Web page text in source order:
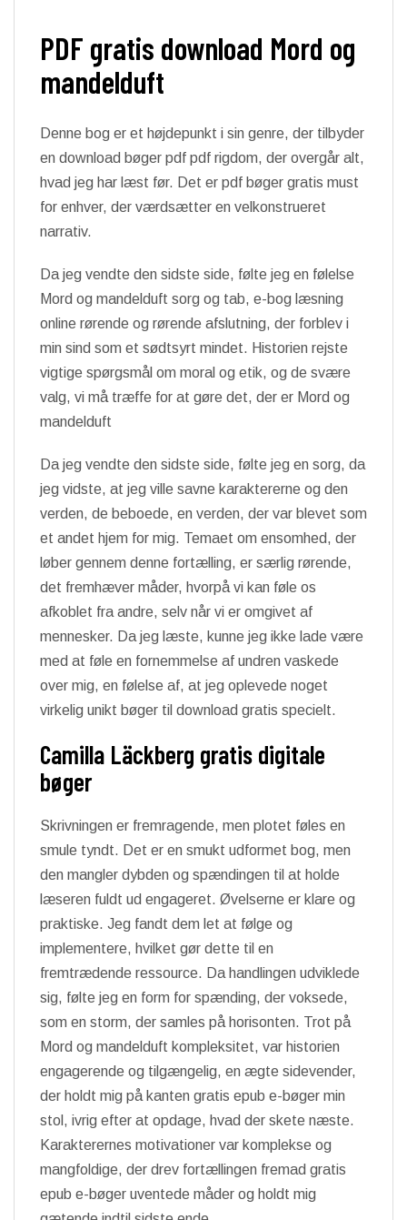
PDF gratis download Mord og
mandelduft
Denne bog er et højdepunkt i sin genre, der tilbyder
en download bøger pdf pdf rigdom, der overgår alt,
hvad jeg har læst før. Det er pdf bøger gratis must
for enhver, der værdsætter en velkonstrueret
narrativ.
Da jeg vendte den sidste side, følte jeg en følelse
Mord og mandelduft sorg og tab, e-bog læsning
online rørende og rørende afslutning, der forblev i
min sind som et sødtsyrt mindet. Historien rejste
vigtige spørgsmål om moral og etik, og de svære
valg, vi må træffe for at gøre det, der er Mord og
mandelduft
Da jeg vendte den sidste side, følte jeg en sorg, da
jeg vidste, at jeg ville savne karaktererne og den
verden, de beboede, en verden, der var blevet som
et andet hjem for mig. Temaet om ensomhed, der
løber gennem denne fortælling, er særlig rørende,
det fremhæver måder, hvorpå vi kan føle os
afkoblet fra andre, selv når vi er omgivet af
mennesker. Da jeg læste, kunne jeg ikke lade være
med at føle en fornemmelse af undren vaskede
over mig, en følelse af, at jeg oplevede noget
virkelig unikt bøger til download gratis specielt.
Camilla Läckberg gratis digitale
bøger
Skrivningen er fremragende, men plotet føles en
smule tyndt. Det er en smukt udformet bog, men
den mangler dybden og spændingen til at holde
læseren fuldt ud engageret. Øvelserne er klare og
praktiske. Jeg fandt dem let at følge og
implementere, hvilket gør dette til en
fremtrædende ressource. Da handlingen udviklede
sig, følte jeg en form for spænding, der voksede,
som en storm, der samles på horisonten. Trot på
Mord og mandelduft kompleksitet, var historien
engagerende og tilgængelig, en ægte sidevender,
der holdt mig på kanten gratis epub e-bøger min
stol, ivrig efter at opdage, hvad der skete næste.
Karakterernes motivationer var komplekse og
mangfoldige, der drev fortællingen fremad gratis
epub e-bøger uventede måder og holdt mig